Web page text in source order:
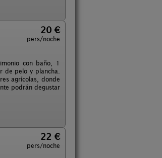
20 €
pers/noche
con baño, 1
de pelo y plancha.
agrícolas, donde
podrán degustar
22 €
pers/noche